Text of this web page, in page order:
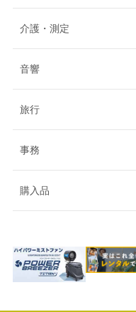
介護・測定
音響
旅行
事務
購入品